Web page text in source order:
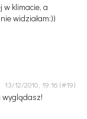
klimacie, a
widziałam:))
13/12/2010, 19:16
wyglądasz!